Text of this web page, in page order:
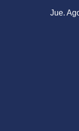
Jue.